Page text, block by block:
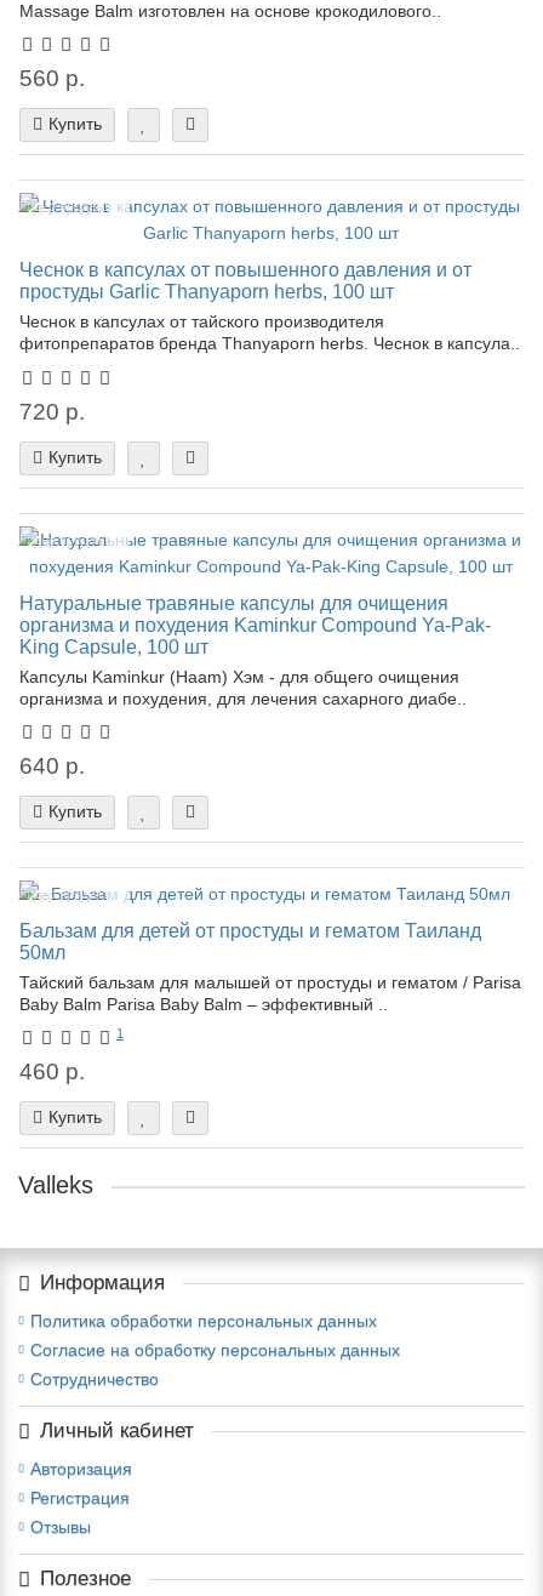
Massage Balm изготовлен на основе крокодилового..
560 р.
Купить
Лидер продаж!
Чеснок в капсулах от повышенного давления и от
простуды Garlic Thanyaporn herbs, 100 шт
Чеснок в капсулах от тайского производителя
фитопрепаратов бренда Thanyaporn herbs. Чеснок в капсула..
720 р.
Купить
Лидер продаж!
Натуральные травяные капсулы для очищения
организма и похудения Kaminkur Compound Ya-Pak-
King Capsule, 100 шт
Капсулы Kaminkur (Haam) Хэм - для общего очищения
организма и похудения, для лечения сахарного диабе..
640 р.
Купить
Лидер продаж!
Бальзам для детей от простуды и гематом Таиланд
50мл
Тайский бальзам для малышей от простуды и гематом / Parisa
Baby Balm Parisa Baby Balm – эффективный ..
1
460 р.
Купить
Valleks
Информация
Политика обработки персональных данных
Согласие на обработку персональных данных
Сотрудничество
Личный кабинет
Авторизация
Регистрация
Отзывы
Полезное